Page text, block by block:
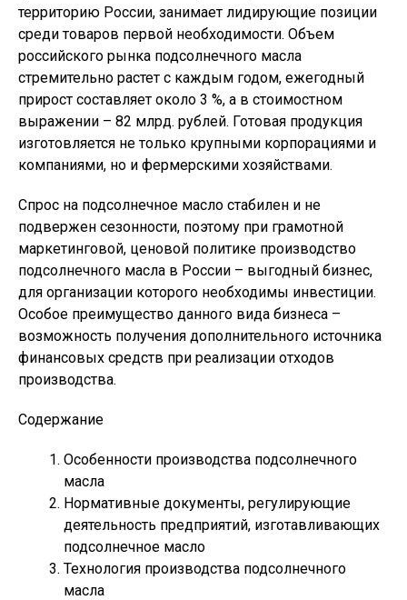
территорию России, занимает лидирующие позиции
среди товаров первой необходимости. Объем
российского рынка подсолнечного масла
стремительно растет с каждым годом, ежегодный
прирост составляет около 3 %, а в стоимостном
выражении – 82 млрд. рублей. Готовая продукция
изготовляется не только крупными корпорациями и
компаниями, но и фермерскими хозяйствами.
Спрос на подсолнечное масло стабилен и не
подвержен сезонности, поэтому при грамотной
маркетинговой, ценовой политике производство
подсолнечного масла в России – выгодный бизнес,
для организации которого необходимы инвестиции.
Особое преимущество данного вида бизнеса –
возможность получения дополнительного источника
финансовых средств при реализации отходов
производства.
Содержание
Особенности производства подсолнечного
масла
Нормативные документы, регулирующие
деятельность предприятий, изготавливающих
подсолнечное масло
Технология производства подсолнечного
масла